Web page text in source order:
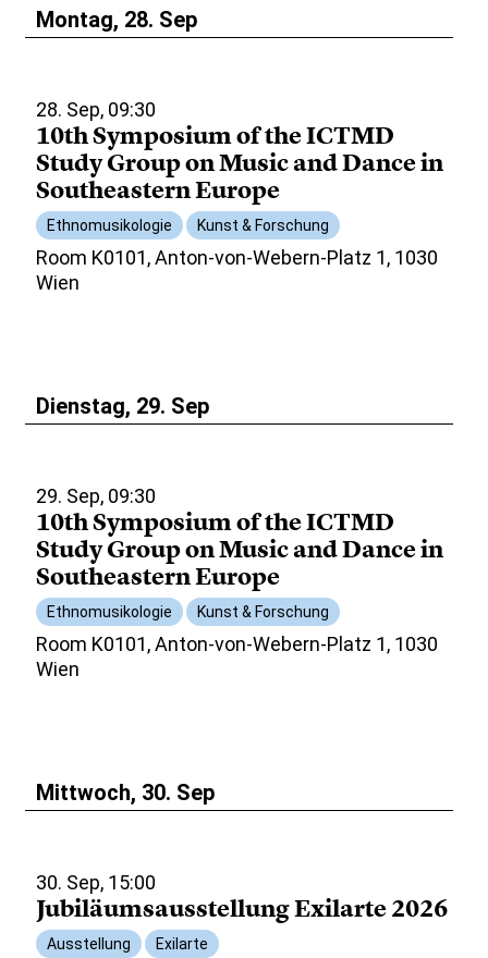
Montag, 28. Sep
28. Sep, 09:30
10th Symposium of the ICTMD
Study Group on Music and Dance in
Southeastern Europe
Ethnomusikologie Kunst & Forschung
Room K0101, Anton-von-Webern-Platz 1, 1030
Wien
Dienstag, 29. Sep
29. Sep, 09:30
10th Symposium of the ICTMD
Study Group on Music and Dance in
Southeastern Europe
Ethnomusikologie Kunst & Forschung
Room K0101, Anton-von-Webern-Platz 1, 1030
Wien
Mittwoch, 30. Sep
30. Sep, 15:00
Jubiläumsausstellung Exilarte 2026
Ausstellung Exilarte